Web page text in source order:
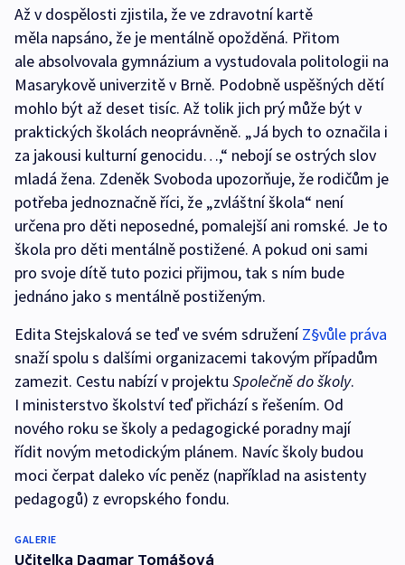
Až v dospělosti zjistila, že ve zdravotní kartě
měla napsáno, že je mentálně opožděná. Přitom
ale absolvovala gymnázium a vystudovala politologii na
Masarykově univerzitě v Brně. Podobně uspěšných dětí
mohlo být až deset tisíc. Až tolik jich prý může být v
praktických školách neoprávněně. „Já bych to označila i
za jakousi kulturní genocidu…,“ nebojí se ostrých slov
mladá žena. Zdeněk Svoboda upozorňuje, že rodičům je
potřeba jednoznačně říci, že „zvláštní škola“ není
určena pro děti neposedné, pomalejší ani romské. Je to
škola pro děti mentálně postižené. A pokud oni sami
pro svoje dítě tuto pozici přijmou, tak s ním bude
jednáno jako s mentálně postiženým.
Edita Stejskalová se teď ve svém sdruženíZ§vůle práva
snaží spolu s dalšími organizacemi takovým případům
zamezit. Cestu nabízí v projektu Společně do školy.
I ministerstvo školství teď přichází s řešením. Od
nového roku se školy a pedagogické poradny mají
řídit novým metodickým plánem. Navíc školy budou
moci čerpat daleko víc peněz (například na asistenty
pedagogů) z evropského fondu.
GALERIE
Učitelka Dagmar Tomášová